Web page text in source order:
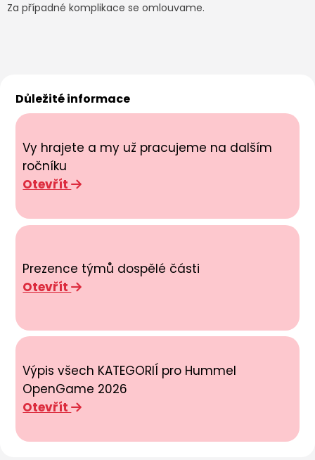
Za případné komplikace se omlouvame.
Důležité informace
Vy hrajete a my už pracujeme na dalším
ročníku
Otevřít
Prezence týmů dospělé části
Otevřít
Výpis všech KATEGORIÍ pro Hummel
OpenGame 2026
Otevřít